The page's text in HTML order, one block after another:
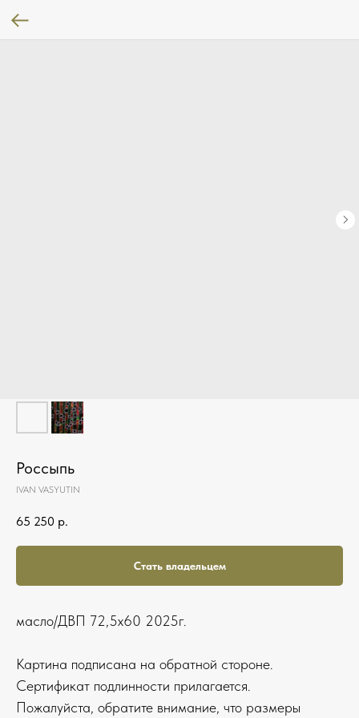
Россыпь
IVAN VASYUTIN
65 250 р.
Стать владельцем
масло/ДВП 72,5х60 2025г.
Картина подписана на обратной стороне.
Сертификат подлинности прилагается.
Пожалуйста, обратите внимание, что размеры